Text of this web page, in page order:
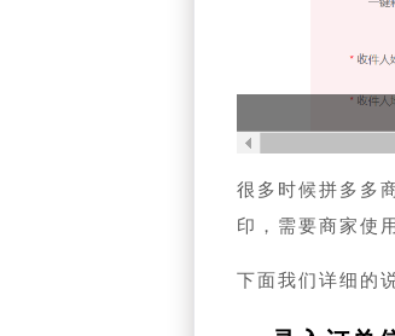
很多时候拼多多
印，需要商家使
下面我们详细的